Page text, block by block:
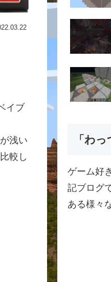
イブ
浅い
較し
「わ
ゲーム好
記ブログ
ある様々